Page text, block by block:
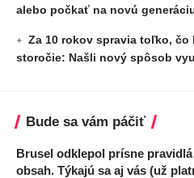
alebo počkať na novú
Za 10 rokov spravia toľko, čo
storočie: Našli nový spôsob
Bude sa vám páčiť
Brusel odklepol prísne pravidlá
obsah. Týkajú sa aj vás (už